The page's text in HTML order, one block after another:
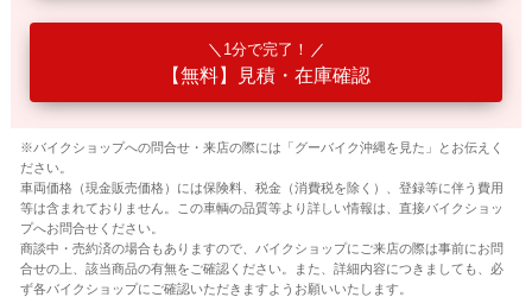
1分で完了！
【無料】見積・在庫確認
※バイクショップへの問合せ・来店の際には「グーバイク沖縄を見た」とお伝えく
ださい。
車両価格（現金販売価格）には保険料、税金（消費税を除く）、登録等に伴う費用
等は含まれておりません。この車輌の品質等より詳しい情報は、直接バイクショッ
プへお問合せください。
商談中・売約済の場合もありますので、バイクショップにご来店の際は事前にお問
合せの上、該当商品の有無をご確認ください。また、詳細内容につきましても、必
ず各バイクショップにご確認いただきますようお願いいたします。